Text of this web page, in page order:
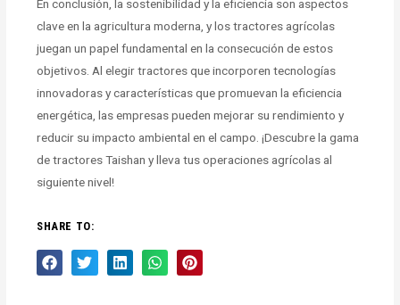
En conclusión, la sostenibilidad y la eficiencia son aspectos
clave en la agricultura moderna, y los tractores agrícolas
juegan un papel fundamental en la consecución de estos
objetivos. Al elegir tractores que incorporen tecnologías
innovadoras y características que promuevan la eficiencia
energética, las empresas pueden mejorar su rendimiento y
reducir su impacto ambiental en el campo. ¡Descubre la gama
de tractores Taishan y lleva tus operaciones agrícolas al
siguiente nivel!
SHARE TO: